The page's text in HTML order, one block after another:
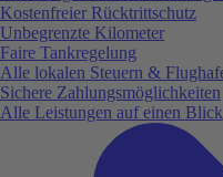
Kostenfreier Rücktrittschutz
Unbegrenzte Kilometer
Faire Tankregelung
Alle lokalen Steuern &
Sichere Zahlungsmöglichkeiten
Alle Leistungen auf einen Blick